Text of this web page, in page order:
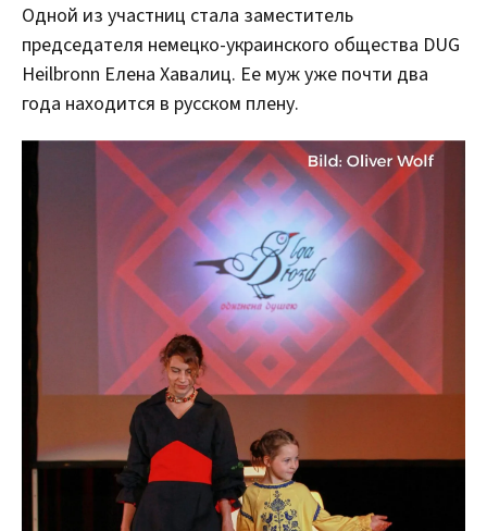
Одной из участниц стала заместитель
председателя немецко-украинского общества DUG
Heilbronn Елена Хавалиц. Ее муж уже почти два
года находится в русском плену.